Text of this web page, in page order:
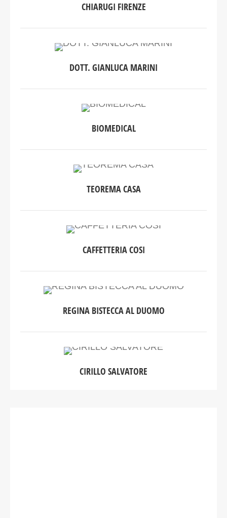
CHIARUGI FIRENZE
DOTT. GIANLUCA MARINI
BIOMEDICAL
TEOREMA CASA
CAFFETTERIA COSI
REGINA BISTECCA AL DUOMO
CIRILLO SALVATORE